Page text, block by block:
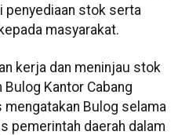
penyediaan stok serta
masyarakat.
kerja dan meninjau stok
Bulog Kantor Cabang
mengatakan Bulog selama
pemerintah daerah dalam